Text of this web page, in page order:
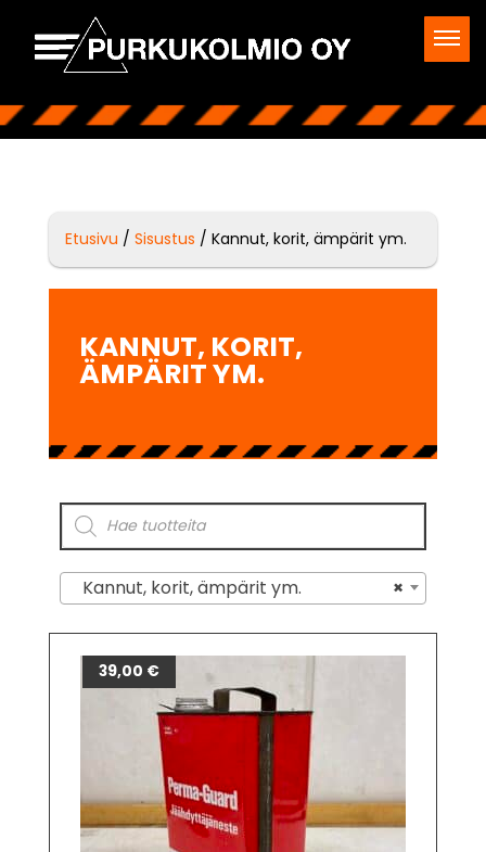
Etusivu / Sisustus / Kannut, korit, ämpärit ym.
KANNUT, KORIT,
ÄMPÄRIT YM.
×
Kannut, korit, ämpärit ym.
39,00 €